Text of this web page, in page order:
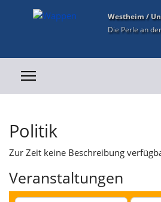
Westheim /
Die Perle an
Politik
Zur Zeit keine Beschreibung
Veranstaltungen